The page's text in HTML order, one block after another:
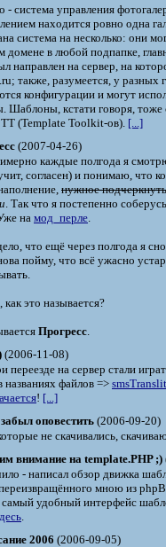
- система управления
находится ровно одна
система на несколько: они
домене в любой подпапке,
направлен на сервер, на
также, разумеется, у разных
конфигурации и могут
Шаблоны, кстати говоря, тоже
(Template Toolkit-ов). [...]
(2007-04-26)
каждые полгода я
согласен) и понимаю, что
нужное подчеркнуть
. Так что я постепенно
намод_перле.
что ещё через полгода я
пойму, что всё ужасно
как это называется?
Прогресс.
(2006-11-08)
переезде на сервер стали
названиях файлов =>
! [...]
оповестить (2006-09-20)
не скачивались,
внимание на template.PHP ;)
- написал обзор движка
мною из
удобный интерфейс
.
2006 (2006-09-05)